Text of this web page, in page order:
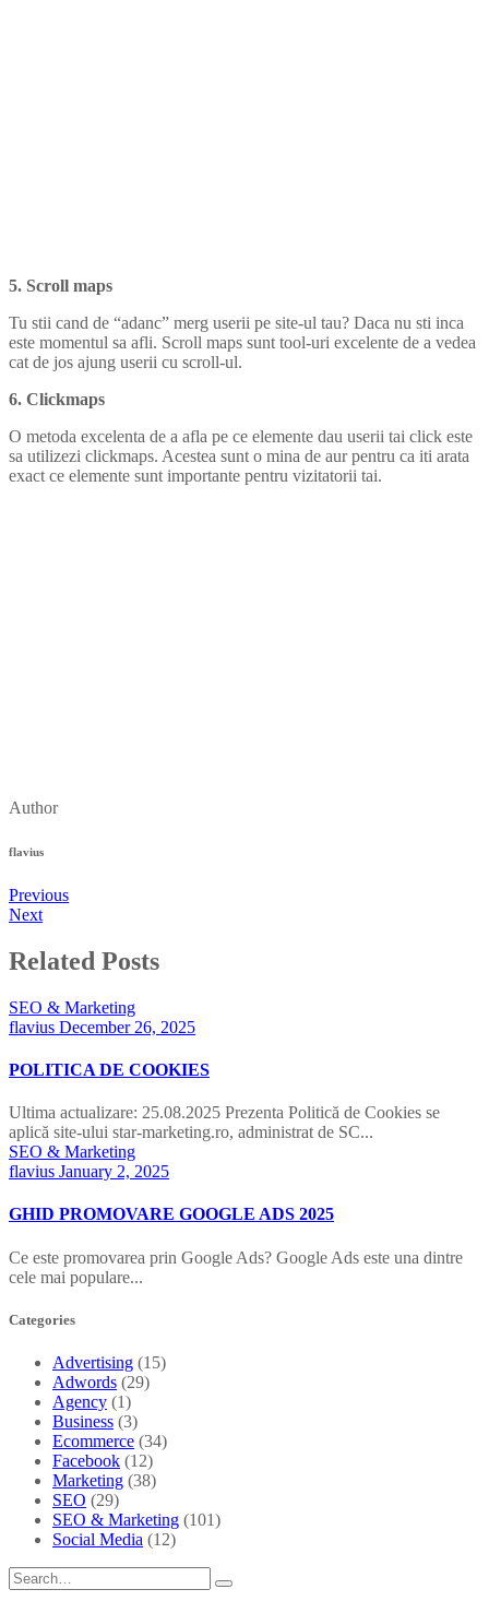
5. Scroll maps
Tu stii cand de “adanc” merg userii pe site-ul tau? Daca nu sti inca
este momentul sa afli. Scroll maps sunt tool-uri excelente de a vedea
cat de jos ajung userii cu scroll-ul.
6. Clickmaps
O metoda excelenta de a afla pe ce elemente dau userii tai click este
sa utilizezi clickmaps. Acestea sunt o mina de aur pentru ca iti arata
exact ce elemente sunt importante pentru vizitatorii tai.
Author
flavius
Previous
Next
Related Posts
SEO & Marketing
flavius December 26, 2025
POLITICA DE COOKIES
Ultima actualizare: 25.08.2025 Prezenta Politică de Cookies se
aplică site-ului star-marketing.ro, administrat de SC...
SEO & Marketing
flavius January 2, 2025
GHID PROMOVARE GOOGLE ADS 2025
Ce este promovarea prin Google Ads? Google Ads este una dintre
cele mai populare...
Categories
Advertising (15)
Adwords (29)
Agency (1)
Business (3)
Ecommerce (34)
Facebook (12)
Marketing (38)
SEO (29)
SEO & Marketing (101)
Social Media (12)